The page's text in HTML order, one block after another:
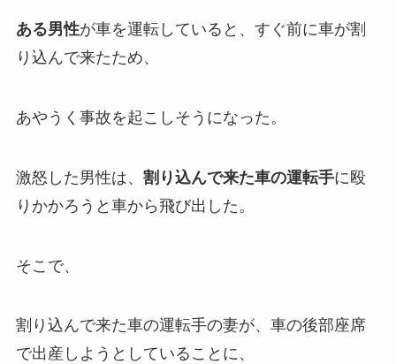
ある男性が車を運転していると、すぐ前に車が割
り込んで来たため、
あやうく事故を起こしそうになった。
激怒した男性は、 割り込んで来た車の運転手に殴
りかかろうと車から飛び出した。
そこで、
割り込んで来た車の運転手の妻が、車の後部座席
で出産しようとしていることに、